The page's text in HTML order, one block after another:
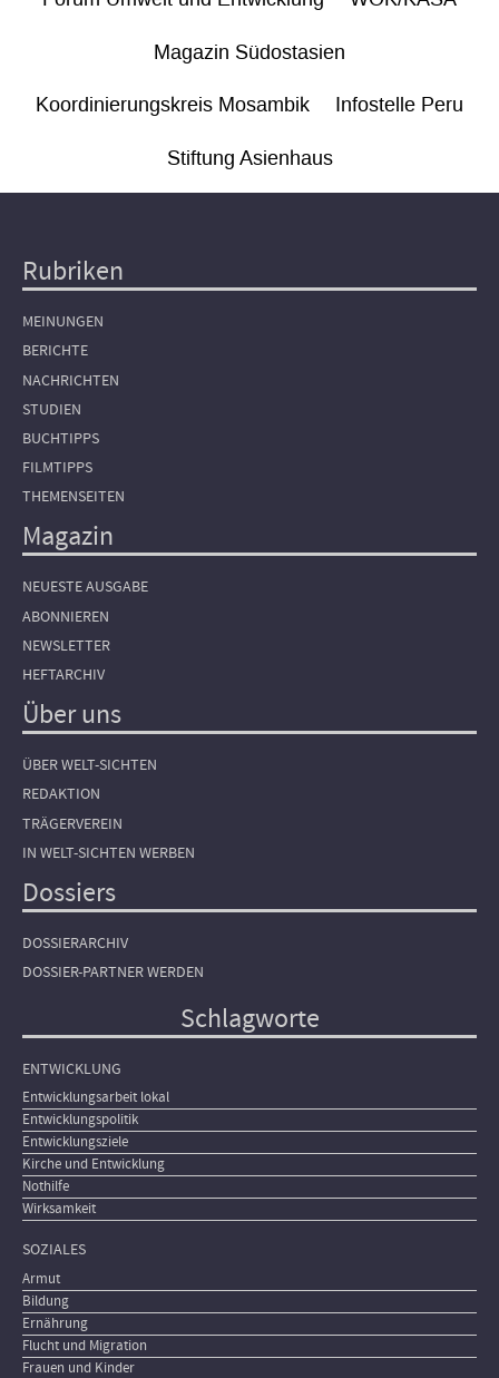
Magazin Südostasien
Koordinierungskreis Mosambik Infostelle Peru
Stiftung Asienhaus
Hauptnavigation
Rubriken
MEINUNGEN
BERICHTE
NACHRICHTEN
STUDIEN
BUCHTIPPS
FILMTIPPS
THEMENSEITEN
Magazin
NEUESTE AUSGABE
ABONNIEREN
NEWSLETTER
HEFTARCHIV
Über uns
ÜBER WELT-SICHTEN
REDAKTION
TRÄGERVEREIN
IN WELT-SICHTEN WERBEN
Dossiers
DOSSIERARCHIV
DOSSIER-PARTNER WERDEN
Schlagworte
ENTWICKLUNG
Entwicklungsarbeit lokal
Entwicklungspolitik
Entwicklungsziele
Kirche und Entwicklung
Nothilfe
Wirksamkeit
SOZIALES
Armut
Bildung
Ernährung
Flucht und Migration
Frauen und Kinder